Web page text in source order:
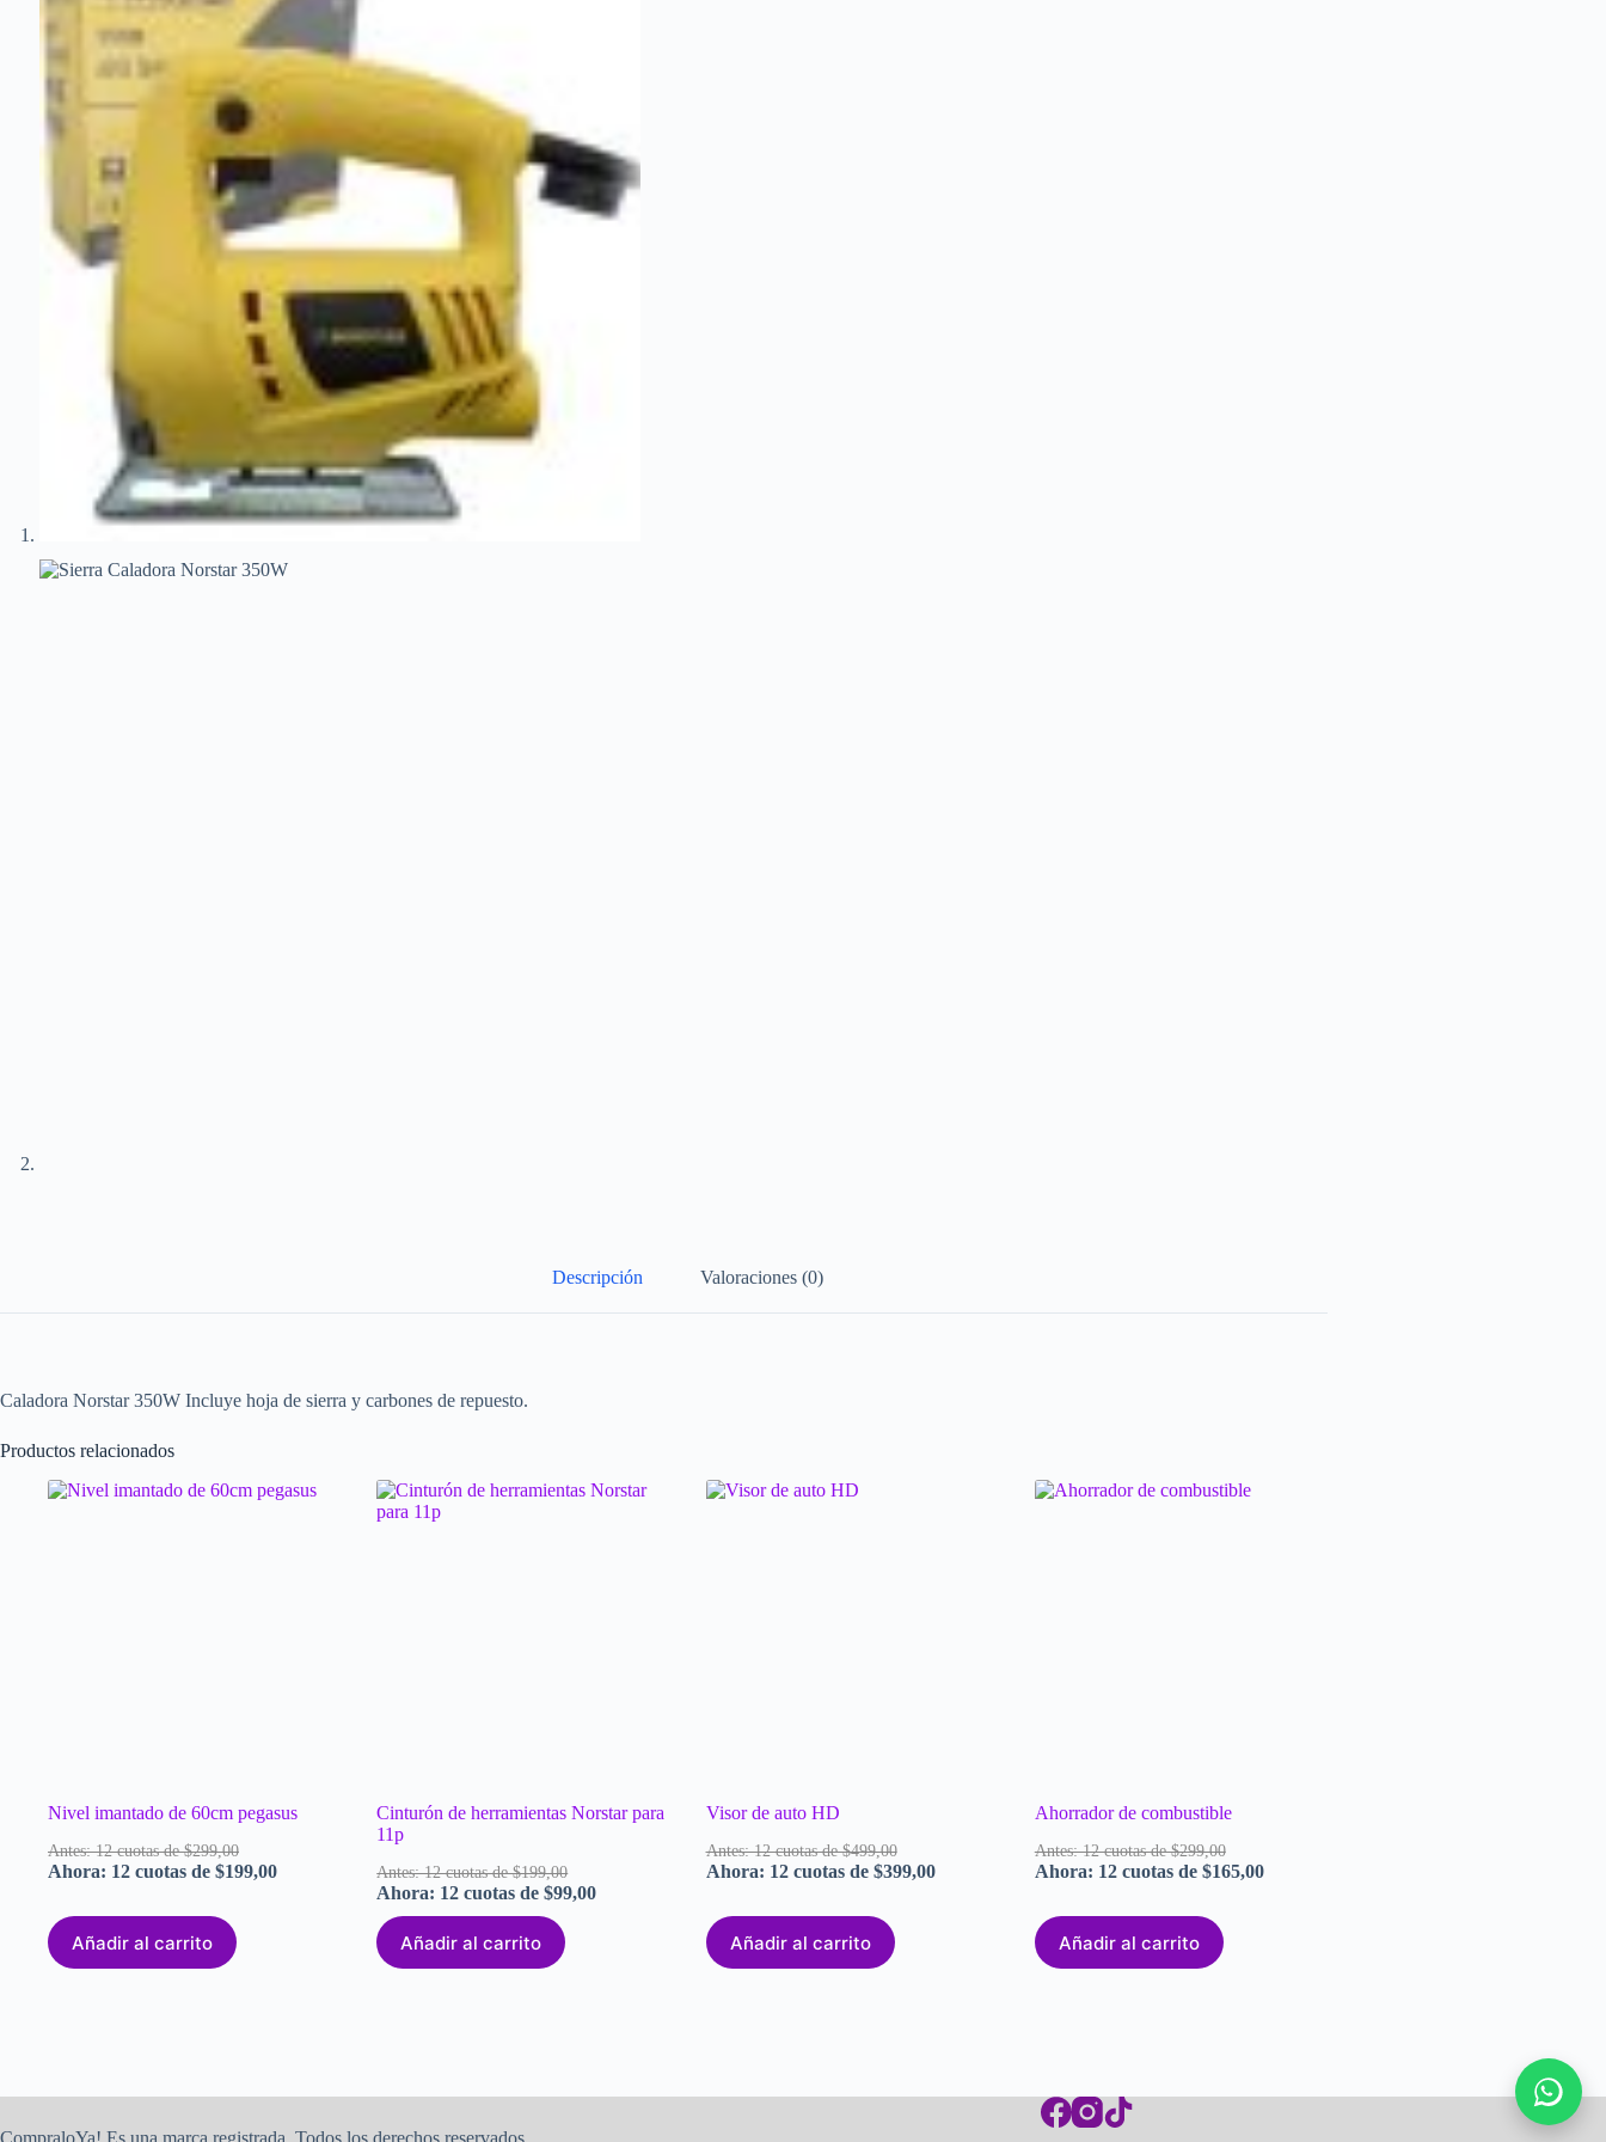
Descripción Valoraciones (0)
Caladora Norstar 350W Incluye hoja de sierra y carbones de repuesto.
Productos relacionados
Nivel imantado de 60cm pegasus
Antes: 12 cuotas de $299,00
Ahora: 12 cuotas de $199,00
Añadir al carrito
Cinturón de herramientas Norstar para
11p
Antes: 12 cuotas de $199,00
Ahora: 12 cuotas de $99,00
Añadir al carrito
Visor de auto HD
Antes: 12 cuotas de $499,00
Ahora: 12 cuotas de $399,00
Añadir al carrito
Ahorrador de combustible
Antes: 12 cuotas de $299,00
Ahora: 12 cuotas de $165,00
Añadir al carrito